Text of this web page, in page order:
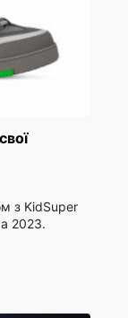
з KidSuper
2023.